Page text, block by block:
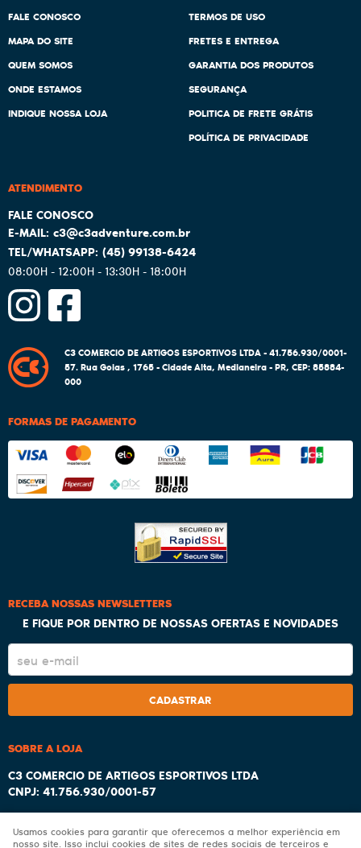
FALE CONOSCO
MAPA DO SITE
QUEM SOMOS
ONDE ESTAMOS
INDIQUE NOSSA LOJA
TERMOS DE USO
FRETES E ENTREGA
GARANTIA DOS PRODUTOS
SEGURANÇA
POLITICA DE FRETE GRÁTIS
POLÍTICA DE PRIVACIDADE
ATENDIMENTO
(45)99138-6424
08:00H - 12:00H - 13:30H - 18:00H
c3@c3adventure.com.br
C3 COMERCIO DE ARTIGOS ESPORTIVOS LTDA - 41.756.930/0001-
57.Rua Goias , 1765-Cidade Alta, Medianeira-PR, CEP: 85884-
000
FORMAS DE PAGAMENTO
RECEBA NOSSAS NEWSLETTERS
E FIQUE POR DENTRO DE NOSSAS OFERTAS E NOVIDADES
CADASTRAR
SOBRE A LOJA
C3 COMERCIO DE ARTIGOS ESPORTIVOS LTDA
CNPJ: 41.756.930/0001-57
Usamos cookies para garantir que oferecemos a melhor experiência em
nosso site. Isso inclui cookies de sites de redes sociais de terceiros e